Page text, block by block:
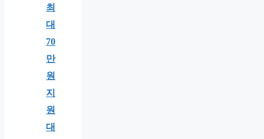
최
대
70
만
원
지
원
대